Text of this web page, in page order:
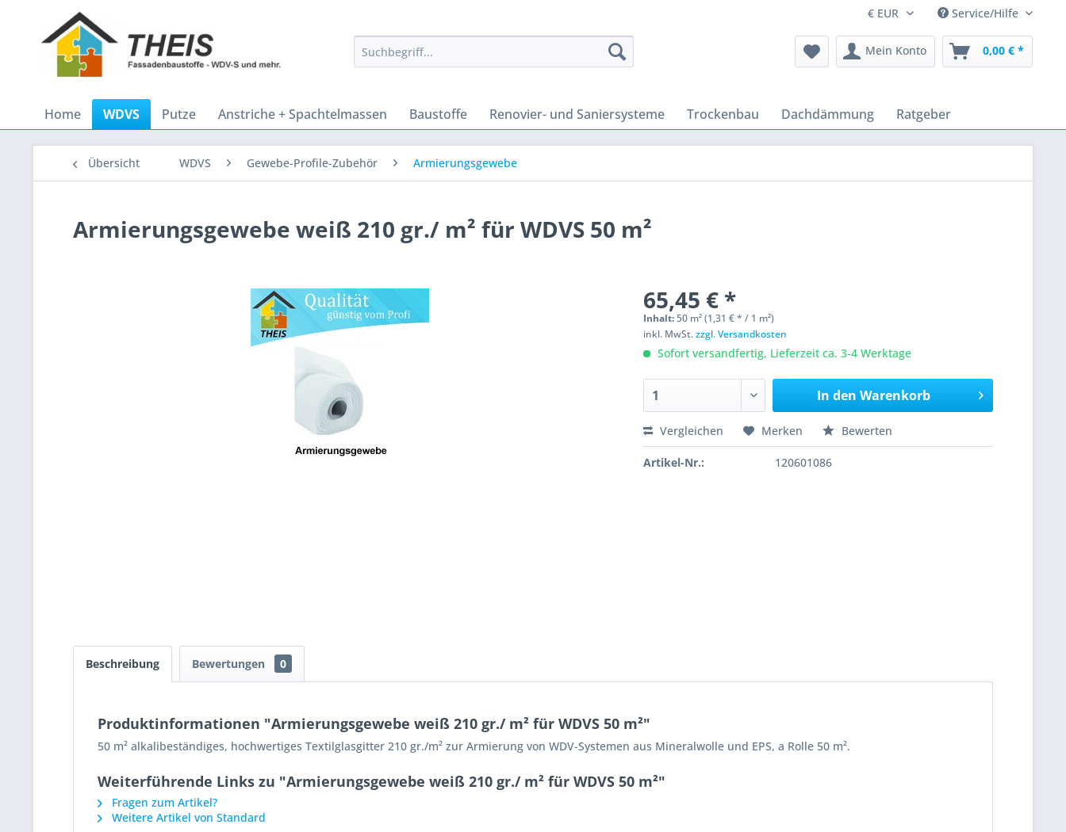
Service/Hilfe
Mein Konto 0,00 € *
Home WDVS Putze Anstriche + Spachtelmassen Baustoffe Renovier- und Saniersysteme Trockenbau Dachdämmung Ratgeber
Übersicht WDVS Gewebe-Profile-Zubehör Armierungsgewebe
Armierungsgewebe weiß 210 gr./ m² für WDVS 50 m²
65,45 € *
Inhalt:50 m² (1,31 € * / 1 m²)
inkl. MwSt.zzgl. Versandkosten
Sofort versandfertig, Lieferzeit ca. 3-4 Werktage
In den Warenkorb
Vergleichen Merken Bewerten
Artikel-Nr.: 120601086
Beschreibung Bewertungen 0
Produktinformationen "Armierungsgewebe weiß 210 gr./ m² für WDVS 50 m²"
50 m² alkalibeständiges, hochwertiges Textilglasgitter 210 gr./m² zur Armierung von WDV-Systemen aus Mineralwolle und EPS, a Rolle 50 m².
Weiterführende Links zu "Armierungsgewebe weiß 210 gr./ m² für WDVS 50 m²"
Fragen zum Artikel?
Weitere Artikel von Standard